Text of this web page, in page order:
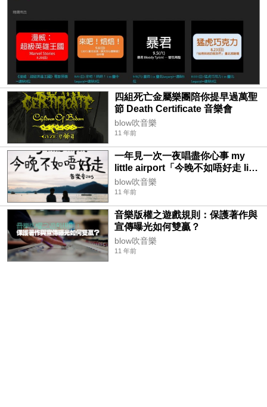
四組死亡金屬樂團陪你提早過萬聖
節 Death Certificate 音樂會
blow吹音樂
11 年前
一年見一次一夜唱盡你心事 my
little airport「今晚不如唔好走 live
2015」
blow吹音樂
11 年前
音樂版權之遊戲規則：保護著作與
宣傳曝光如何雙贏？
blow吹音樂
11 年前